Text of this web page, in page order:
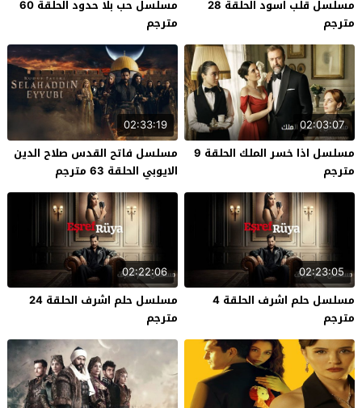
مسلسل قلب اسود الحلقة 28
مترجم
مسلسل حب بلا حدود الحلقة 60
مترجم
02:03:07
مسلسل اذا خسر الملك الحلقة 9
مترجم
02:33:19
مسلسل فاتح القدس صلاح الدين
الايوبي الحلقة 63 مترجم
02:23:05
مسلسل حلم اشرف الحلقة 4
مترجم
02:22:06
مسلسل حلم اشرف الحلقة 24
مترجم